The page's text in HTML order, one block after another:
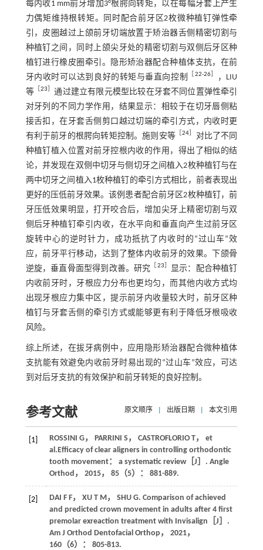
每内收1 mm前牙增加3°根腭向转矩，以在每幅牙套上产生
力偶矩维持根转矩。同时配合前牙区2枚微种植钉弹性牵
引，皮圈越过上颌前牙切端放置于矫治器舌侧精密切割与
种植钉之间，同时上颌尖牙处的精密切割与双侧后牙区种
植钉进行橡皮圈牵引。隐形矫治器配合种植体支抗，在前
牙内收时可以达到良好的转矩与垂直向控制
［22-26］
，LIU
等［23］通过建立有限元模型比较在牙套不同位置弹性牵引
对牙列的不同力学作用，结果显示：相较于在切牙唇侧粘
接舌扣，在牙套舌侧剪口越过切端的牵引方式，内收时更
有利于前牙的根腭向转矩控制。施则安等 ［24］
对比了不同
种植钉植入位置对前牙控根内收的作用，得出了相似的结
论，并发现在双侧中切牙与侧切牙之间植入2枚种植钉与在
两中切牙之间植入1枚种植钉的牵引方式相比，前者表现出
更好的压低前牙效果。该例患者配合前牙区2枚种植钉，前
牙压低效果明显，打开咬合后，增加尖牙上精密切割与双
侧后牙种植钉牵引内收，在水平向和垂直向产生过前牙区
旋转中心的逆时针力，成功抵抗了内收时的“过山车”效
应，前牙平行移动，达到了整体内收前牙的效果。下颌骨
逆旋，垂直骨面型得到改善。研究 ［23］
显示：配合种植钉
内收前牙时，牙根应力分布也更均匀，而其他内收方式均
出现牙根应力集中区，提示前牙内收量较大时，前牙区种
植钉与牙套舌侧的牵引方式或能够更有利于降低牙根吸收
风险。
综上所述，在拔牙病例中，应用隐形矫治器配合微种植体
支抗能有效避免内收前牙时易出现的“过山车”效应，可达
到对后牙支抗的有效保护和前牙转矩的良好控制。
参考文献 原文顺序 出版日期 本文引用
[1] ROSSINI G， PARRINI S ， CASTROFLORIO T， et
al.Efficacy of clear aligners in controlling orthodontic
tooth movement： a systematic review［J］. Angle
Orthod ， 2015， 85（5）： 881-889.
[2] DAI F F， XU T M， SHU G. Comparison of achieved
and predicted crown movement in adults after 4 first
premolar exreaction treatment with Invisalign［J］.
Am J Orthod Dentofacial Orthop ， 2021，
160（6）： 805-813.